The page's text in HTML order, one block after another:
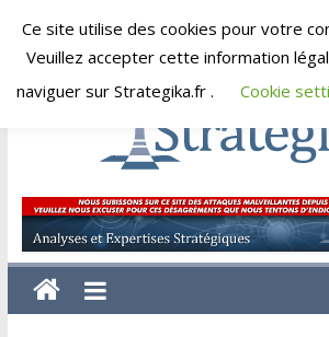
Skip
dimanche, août 9, 2026
Strategika
Expertise
et
Analyses
Ce site utilise des cookies pour votre
Veuillez accepter cette information
naviguer sur Strategika.fr .
Cookie